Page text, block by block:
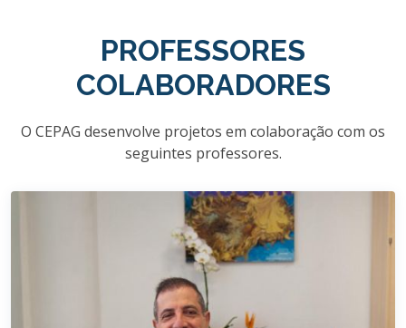
PROFESSORES
COLABORADORES
O CEPAG desenvolve projetos em colaboração com os
seguintes professores.